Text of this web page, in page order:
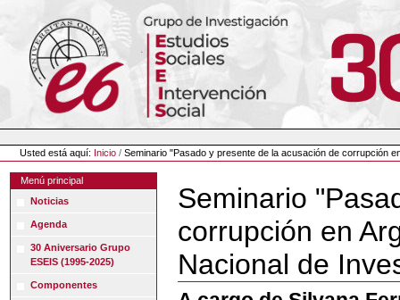
contenido.
navegación
Herramientas
Personales
Usted está aquí: Inicio /Seminario "Pasado y presente de la acusación de corrupción
Menú principal
Noticias
Agenda
30 Aniversario Grupo
ESEIS (1995-2025)
Componentes
Seminario
corrupción en
Nacional de